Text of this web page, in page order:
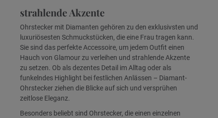
strahlende Akzente
Ohrstecker mit Diamanten gehören zu den exklusivsten und
luxuriösesten Schmuckstücken, die eine Frau tragen kann.
Sie sind das perfekte Accessoire, um jedem Outfit einen
Hauch von Glamour zu verleihen und strahlende Akzente
zu setzen. Ob als dezentes Detail im Alltag oder als
funkelndes Highlight bei festlichen Anlässen – Diamant-
Ohrstecker ziehen die Blicke auf sich und versprühen
zeitlose Eleganz.
Besonders beliebt sind Ohrstecker, die einen einzelnen